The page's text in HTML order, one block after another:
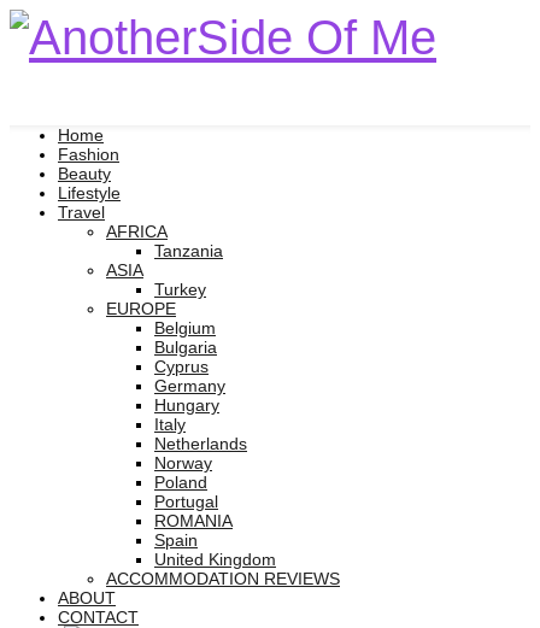
Home
Fashion
Beauty
Lifestyle
Travel
AFRICA
Tanzania
ASIA
Turkey
EUROPE
Belgium
Bulgaria
Cyprus
Germany
Hungary
Italy
Netherlands
Norway
Poland
Portugal
ROMANIA
Spain
United Kingdom
ACCOMMODATION REVIEWS
ABOUT
CONTACT